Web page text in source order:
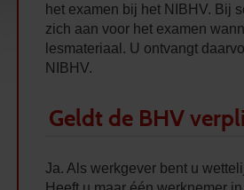
het examen bij het NIBHV. Bij
zich aan voor het examen
lesmateriaal. U ontvangt
NIBHV.
Geldt de BHV
Ja. Als werkgever bent u